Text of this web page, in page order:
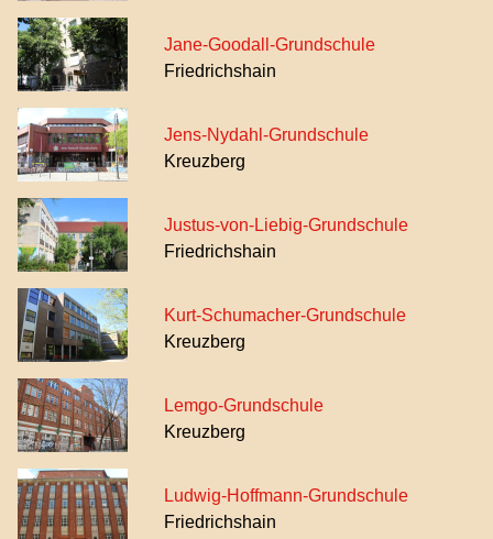
Jane-Goodall-Grundschule
Friedrichshain
Jens-Nydahl-Grundschule
Kreuzberg
Justus-von-Liebig-Grundschule
Friedrichshain
Kurt-Schumacher-Grundschule
Kreuzberg
Lemgo-Grundschule
Kreuzberg
Ludwig-Hoffmann-Grundschule
Friedrichshain